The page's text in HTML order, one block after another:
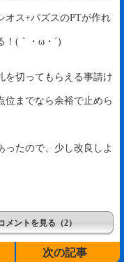
オス+パズスのPTが作れ
！(｀・ω・´)
を切ってもらえる事請け
位までなら余裕で止めら
ったので、少し改良しよ
メントを見る（2）
次の記事